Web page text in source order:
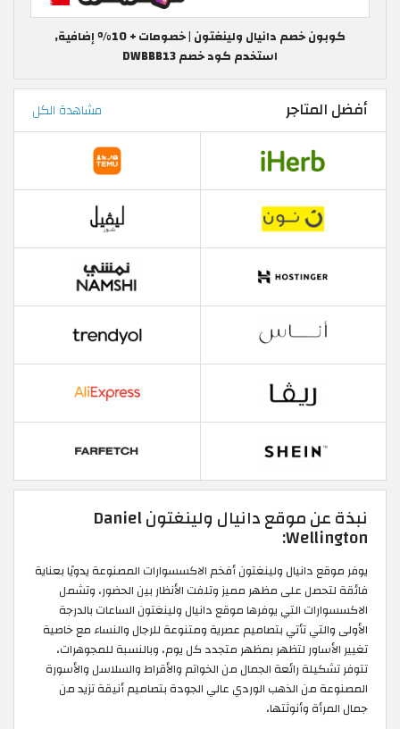
كوبون خصم دانيال ولينغتون | خصومات + 10% إضافية,
استخدم كود خصم DWBBB13
أفضل المتاجر مشاهدة الكل
نبذة عن موقع دانيال ولينغتون Daniel
Wellington:
يوفر موقع دانيال ولينغتون أفخم الاكسسوارات المصنوعة يدويًا بعناية
فائقة لتحصل على مظهر مميز وتلفت الأنظار بين الحضور، وتشمل
الاكسسوارات التي يوفرها موقع دانيال ولينغتون الساعات بالدرجة
الأولى والتي تأتي بتصاميم عصرية ومتنوعة للرجال والنساء مع خاصية
تغيير الأساور لتظهر بمظهر متجدد كل يوم، وبالنسبة للمجوهرات،
تتوفر تشكيلة رائعة الجمال من الخواتم والأقراط والسلاسل والأسورة
المصنوعة من الذهب الوردي عالي الجودة بتصاميم أنيقة تزيد من
جمال المرأة وأنوثتها،